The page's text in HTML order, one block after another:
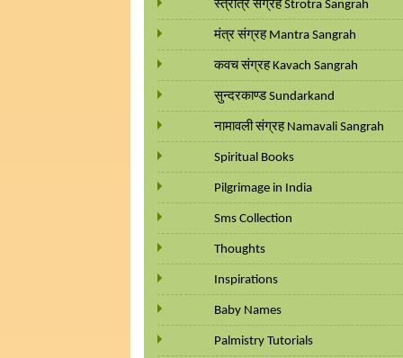
स्त्रोत्र संग्रह Strotra Sangrah
मंत्र संग्रह Mantra Sangrah
कवच संग्रह Kavach Sangrah
सुन्दरकाण्ड Sundarkand
नामावली संग्रह Namavali Sangrah
Spiritual Books
Pilgrimage in India
Sms Collection
Thoughts
Inspirations
Baby Names
Palmistry Tutorials